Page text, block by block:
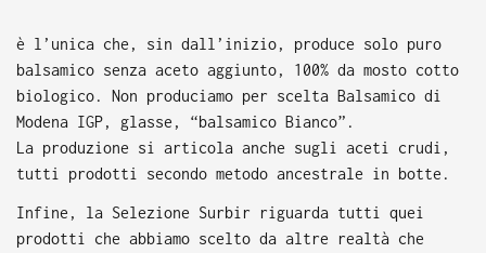
è l’unica che, sin dall’inizio, produce solo puro
balsamico senza aceto aggiunto, 100% da mosto cotto
biologico. Non produciamo per scelta Balsamico di
Modena IGP, glasse, “balsamico Bianco”.
La produzione si articola anche sugli aceti crudi,
tutti prodotti secondo metodo ancestrale in botte.
Infine, la Selezione Surbir riguarda tutti quei
prodotti che abbiamo scelto da altre realtà che